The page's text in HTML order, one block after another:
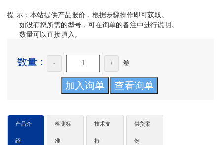
提 示：本站提供产品报价，根据步骤操作即可获取。
如没有您所需的型号，可在询单的备注中进行说明。
数量可以直接填入。
数量： - + 卷
产品介
绍
检测标
准
技术支
持
供货案
例